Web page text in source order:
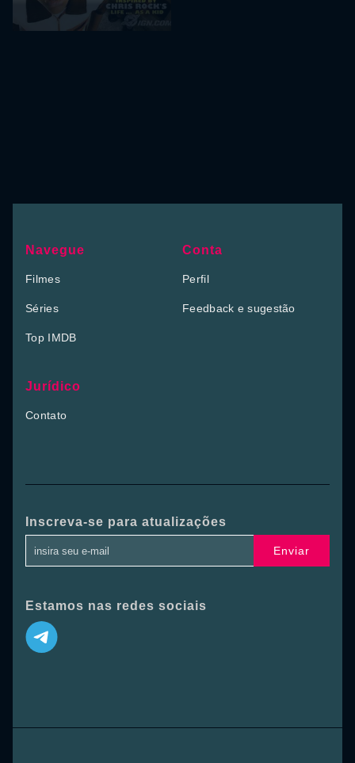
Navegue
Filmes
Séries
Top IMDB
Conta
Perfil
Feedback e sugestão
Jurídico
Contato
Inscreva-se para atualizações
Enviar
Estamos nas redes sociais